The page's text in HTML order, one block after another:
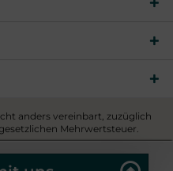
anders vereinbart, zuzüglich
Mehrwertsteuer.
Reserved. Theme by